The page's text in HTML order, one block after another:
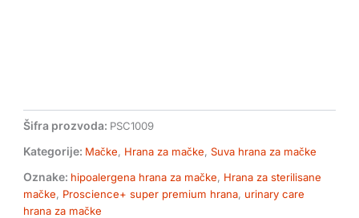
Šifra prozvoda: PSC1009
Kategorije: Mačke, Hrana za mačke,Suva hrana za mačke
Oznake: hipoalergena hrana za mačke, Hrana za sterilisane
mačke, Proscience+ super premium hrana, urinary care
hrana za mačke